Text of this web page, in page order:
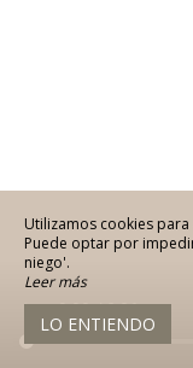
Utilizamos cookies
Puede optar por
niego'.
Leer más
LO ENTIENDO